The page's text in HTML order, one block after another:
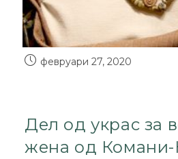
февруари 27, 2020
Дел од украс за
жена од Комани-